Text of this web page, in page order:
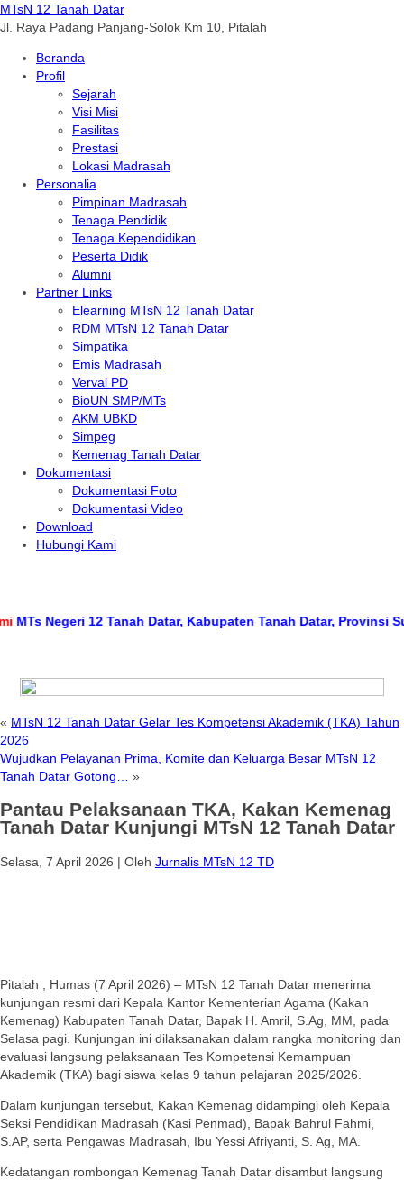
MTsN 12 Tanah Datar
Jl. Raya Padang Panjang-Solok Km 10, Pitalah
Beranda
Profil
Sejarah
Visi Misi
Fasilitas
Prestasi
Lokasi Madrasah
Personalia
Pimpinan Madrasah
Tenaga Pendidik
Tenaga Kependidikan
Peserta Didik
Alumni
Partner Links
Elearning MTsN 12 Tanah Datar
RDM MTsN 12 Tanah Datar
Simpatika
Emis Madrasah
Verval PD
BioUN SMP/MTs
AKM UBKD
Simpeg
Kemenag Tanah Datar
Dokumentasi
Dokumentasi Foto
Dokumentasi Video
Download
Hubungi Kami
Negeri 12 Tanah Datar, Kabupaten Tanah Datar, Provinsi
« MTsN 12 Tanah Datar Gelar Tes Kompetensi Akademik (TKA) Tahun
2026
Wujudkan Pelayanan Prima, Komite dan Keluarga Besar MTsN 12
Tanah Datar Gotong…
»
Pantau Pelaksanaan TKA, Kakan Kemenag
Tanah Datar Kunjungi MTsN 12 Tanah Datar
Selasa, 7 April 2026 | Oleh Jurnalis MTsN 12 TD
Pitalah , Humas (7 April 2026) – MTsN 12 Tanah Datar menerima
kunjungan resmi dari Kepala Kantor Kementerian Agama (Kakan
Kemenag) Kabupaten Tanah Datar, Bapak H. Amril, S.Ag, MM, pada
Selasa pagi. Kunjungan ini dilaksanakan dalam rangka monitoring dan
evaluasi langsung pelaksanaan Tes Kompetensi Kemampuan
Akademik (TKA) bagi siswa kelas 9 tahun pelajaran 2025/2026.
Dalam kunjungan tersebut, Kakan Kemenag didampingi oleh Kepala
Seksi Pendidikan Madrasah (Kasi Penmad), Bapak Bahrul Fahmi,
S.AP, serta Pengawas Madrasah, Ibu Yessi Afriyanti, S. Ag, MA.
Kedatangan rombongan Kemenag Tanah Datar disambut langsung